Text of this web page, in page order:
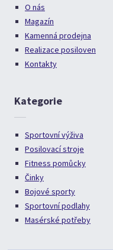
O nás
Magazín
Kamenná prodejna
Realizace posiloven
Kontakty
Kategorie
Sportovní výživa
Posilovací stroje
Fitness pomůcky
Činky
Bojové sporty
Sportovní podlahy
Masérské potřeby